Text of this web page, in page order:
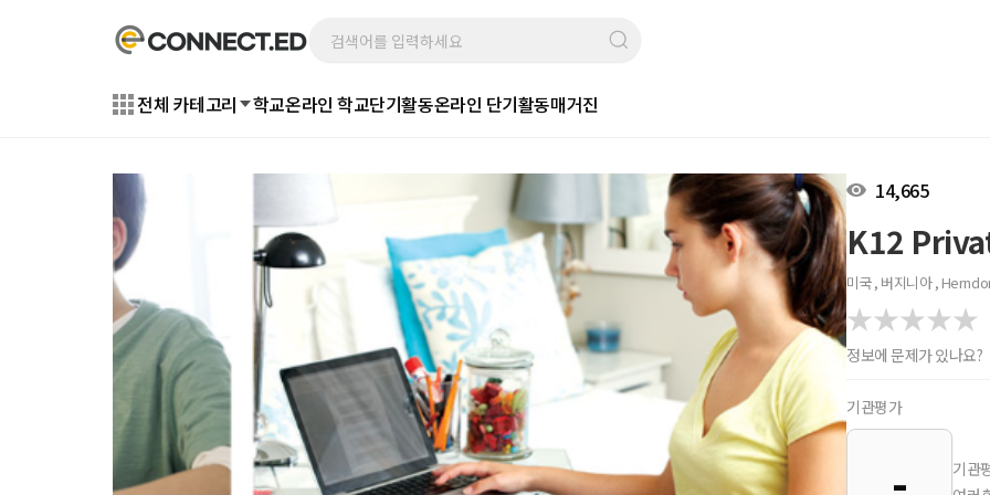
전체 카테고리 학교온라인 학교단기활동온라인 단기활동매거진
14,665
K12
미국 , 버지니아 ,
정보에 문제가 있나요?
기관평가
-
기관